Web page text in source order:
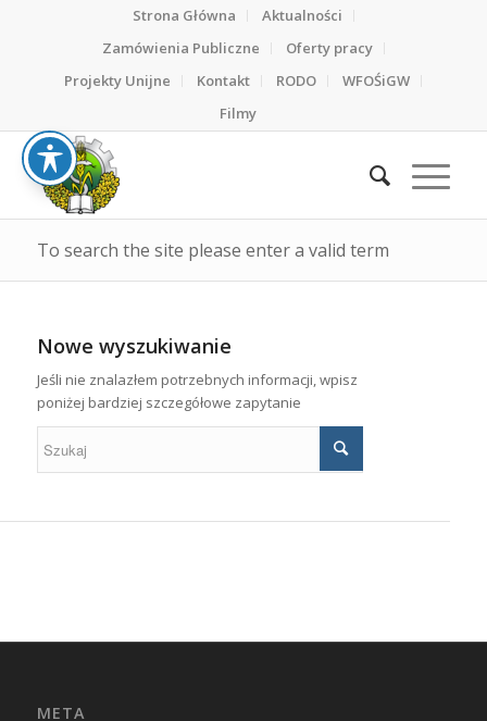
Strona Główna
Aktualności
Zamówienia Publiczne
Oferty pracy
Projekty Unijne
Kontakt RODO
WFOŚiGW
Filmy
To search the site please enter a valid term
Nowe wyszukiwanie
Jeśli nie znalazłem potrzebnych informacji, wpisz
poniżej bardziej szczegółowe zapytanie
META